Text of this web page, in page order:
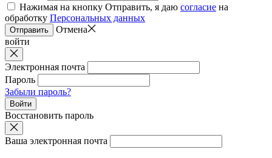
Нажимая на кнопку Отправить, я даю согласие на
обработку Персональных данных
Отправить
Отмена
войти
Электронная почта
Пароль
Забыли пароль?
Войти
Восстановить пароль
Ваша электронная почта